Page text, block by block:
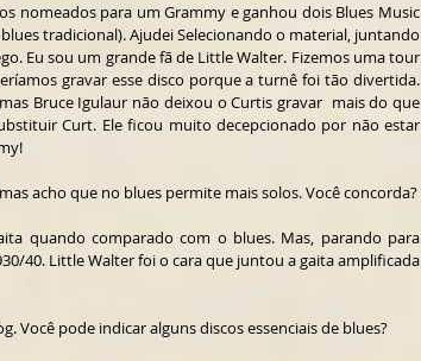
nomeados para um Grammy e ganhou dois Blues Music
tradicional). Ajudei Selecionando o material, juntando
Eu sou um grande fã de Little Walter. Fizemos uma tour
gravar esse disco porque a turnê foi tão divertida.
Bruce Igulaur não deixou o Curtis gravar  mais do que
Curt. Ele ficou muito decepcionado por não estar
quando comparado com o blues. Mas, parando para
40. Little Walter foi o cara que juntou a gaita amplificada
Você pode indicar alguns discos essenciais de blues?